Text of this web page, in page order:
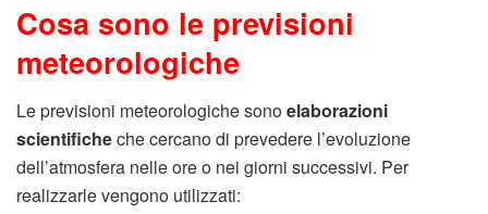
Cosa sono le previsioni
meteorologiche
Le previsioni meteorologiche sonoelaborazioni
scientificheche cercano di prevedere l’evoluzione
dell’atmosfera nelle ore o nei giorni successivi. Per
realizzarle vengono utilizzati: